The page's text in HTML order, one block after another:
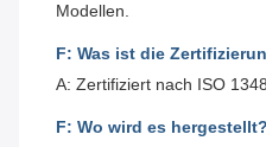
Modellen.
F: Was ist die
A: Zertifiziert nach ISO
F: Wo wird es hergestellt?